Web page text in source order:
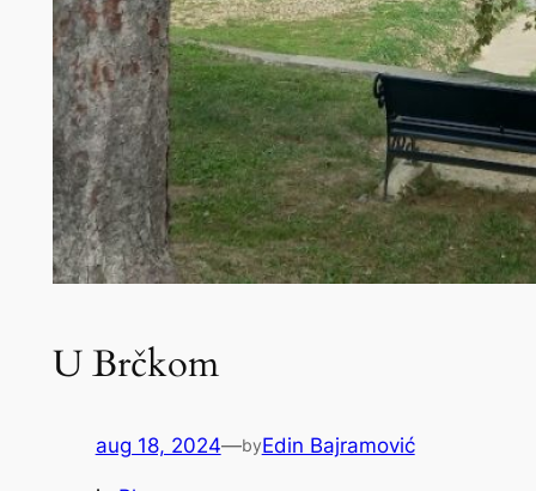
U Brčkom
aug 18, 2024—byEdin Bajramović